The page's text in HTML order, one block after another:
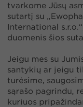
tvarkome Jūsų
sutartį su
International
duomenis šios
Jeigu mes su
santykių ar jeigu
turėsime,
sąrašo pagrindu,
kuriuos